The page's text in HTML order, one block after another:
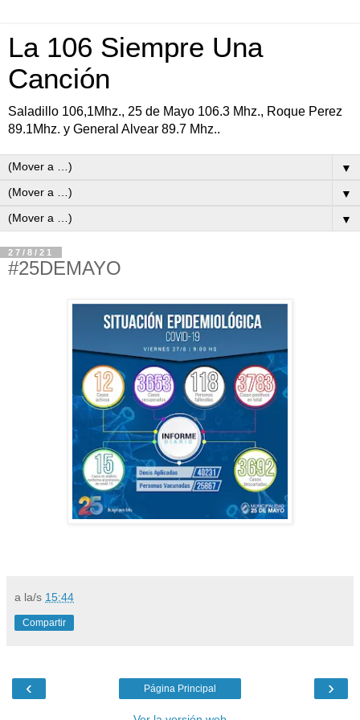
La 106 Siempre Una
Canción
Saladillo 106,1Mhz., 25 de Mayo 106.3 Mhz., Roque Perez
89.1Mhz. y General Alvear 89.7 Mhz..
▼
▼
▼
27/8/21
#25DEMAYO
a la/s 15:44
Compartir
‹ ›
Página Principal